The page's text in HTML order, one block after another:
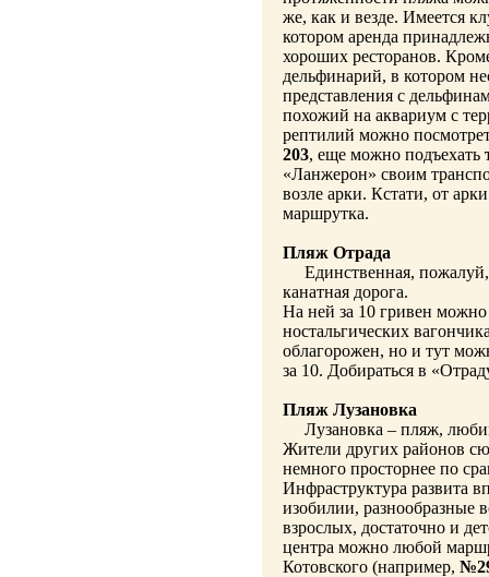
же, как и везде. Имеется
котором аренда
хороших ресторанов.
дельфинарий, в котором
представления с
похожий на аквариум с
рептилий можно
203, еще можно подъехать
«Ланжерон» своим
возле арки. Кстати, от
маршрутка.
Пляж Отрада
Единственная, пожалуй,
канатная дорога.
На ней за 10 гривен можно
ностальгических
облагорожен, но и тут
за 10. Добираться в
Пляж Лузановка
Лузановка – пляж,
Жители других районов
немного просторнее по
Инфраструктура развита
изобилии, разнообразные
взрослых, достаточно и
центра можно любой
Котовского (например,